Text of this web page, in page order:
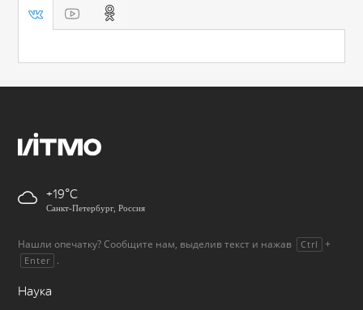
+19
Санкт-Петербург, Россия
Нашли опечатку? Сообщите нам, выделив текст и нажав Ctrl +
Enter .
Наука